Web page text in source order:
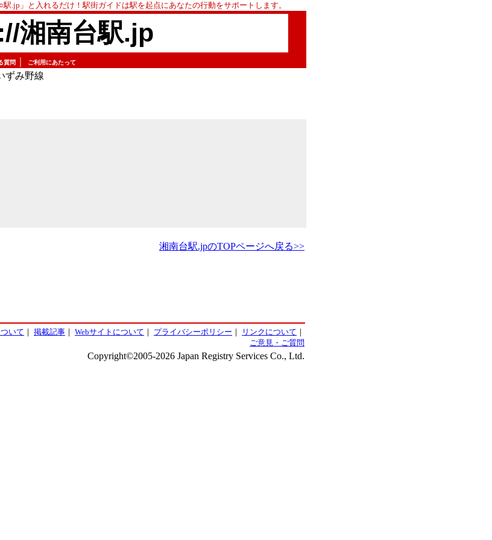
駅.jp」と入れるだけ！駅街ガイドは駅を起点にあなたの行動をサポートします。
湘南台駅.jp
質問 ご利用にあたって
ずみ野線
湘南台駅.jpのTOPページへ戻る>>
いて ｜ 掲載記事 ｜ Webサイトについて ｜ プライバシーポリシー ｜ リンクについて ｜
ご意見・ご質問
Copyright©2005-2026 Japan Registry Services Co., Ltd.